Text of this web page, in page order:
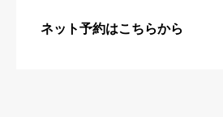
ネット予約はこちらから